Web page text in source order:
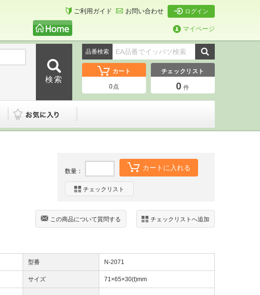
ご利用ガイド お問い合わせ ログイン
マイページ
品番検索
カート
0点
チェックリスト
0 件
数量： カートに入れる
チェックリスト
チェックリストへ追加
この商品について質問する
型番 N-2071
サイズ 71×65×30(t)mm